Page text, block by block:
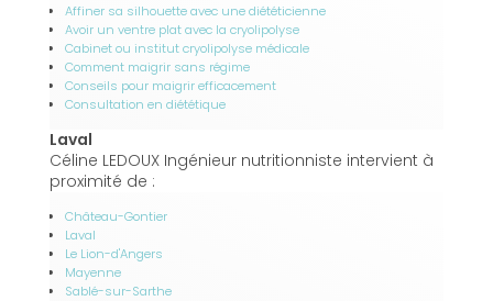
Affiner sa silhouette avec une diététicienne
Avoir un ventre plat avec la cryolipolyse
Cabinet ou institut cryolipolyse médicale
Comment maigrir sans régime
Conseils pour maigrir efficacement
Consultation en diététique
Laval
Céline LEDOUX Ingénieur nutritionniste intervient à
proximité de :
Château-Gontier
Laval
Le Lion-d'Angers
Mayenne
Sablé-sur-Sarthe